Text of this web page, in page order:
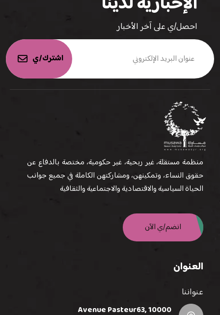
اشترك/ي
احصل/ي على آخر الأخبار
العنوان
عنواننا
Avenue Pasteur63, 10000
منظمة مستقلة، غير ربحية، غير حكومية، مختصة بالدفاع عن
حقوق النساء، وتمكينهن، ومشاركتهن الكاملة في جميع جوانب
الحياة السياسية والاقتصادية والاجتماعية والثقافية
انضم/ي الآن